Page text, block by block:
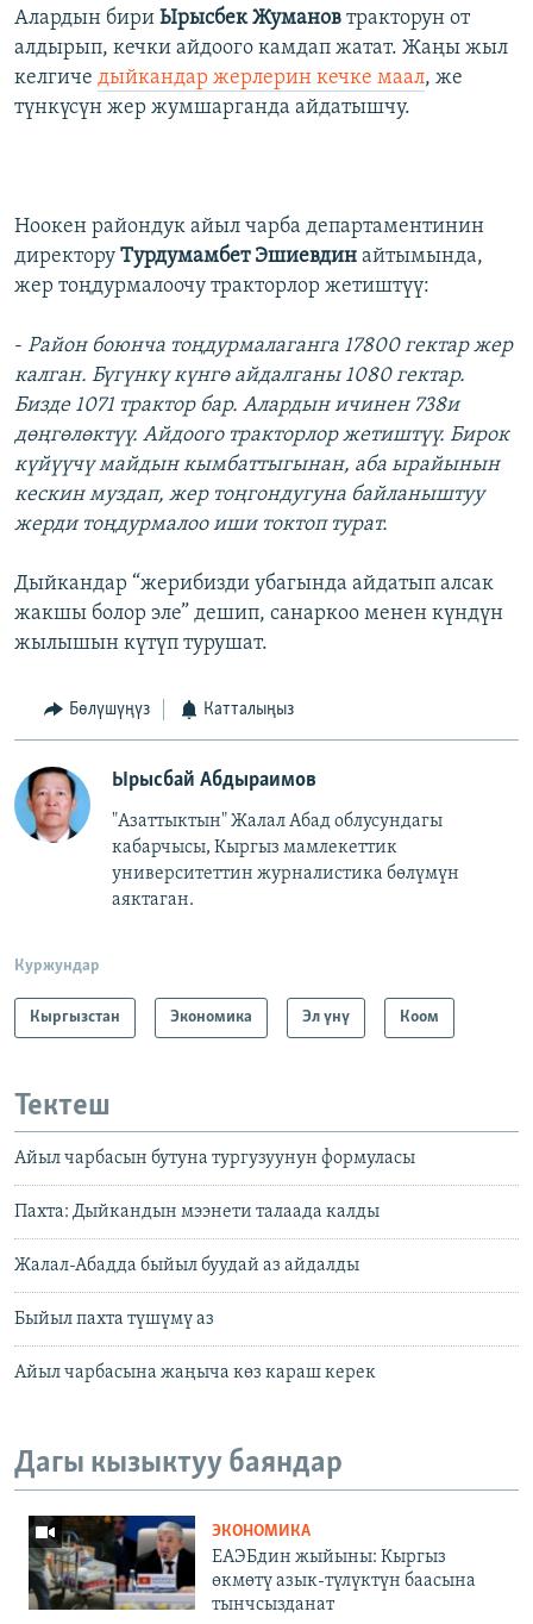
Алардын бири Ырысбек Жуманов тракторун от
алдырып, кечки айдоого камдап жатат. Жаңы жыл
келгиче дыйкандар жерлерин кечке маал, же
түнкүсүн жер жумшарганда айдатышчу.
Ноокен райондук айыл чарба департаментинин
директору Турдумамбет Эшиевдин айтымында,
жер тоңдурмалоочу тракторлор жетиштүү:
- Район боюнча тоңдурмалаганга 17800 гектар жер
калган. Бүгүнкү күнгө айдалганы 1080 гектар.
Бизде 1071 трактор бар. Алардын ичинен 738и
дөңгөлөктүү. Айдоого тракторлор жетиштүү. Бирок
күйүүчү майдын кымбаттыгынан, аба ырайынын
кескин муздап, жер тоңгондугуна байланыштуу
жерди тоңдурмалоо иши токтоп турат.
Дыйкандар “жерибизди убагында айдатып алсак
жакшы болор эле” дешип, санаркоо менен күндүн
жылышын күтүп турушат.
Бөлүшүңүз Катталыңыз
Ырысбай Абдыраимов
"Азаттыктын" Жалал Абад облусундагы
кабарчысы, Кыргыз мамлекеттик
университеттин журналистика бөлүмүн
аяктаган.
Куржундар
Кыргызстан Экономика Эл үнү Коом
Тектеш
Айыл чарбасын бутуна тургузуунун формуласы
Пахта: Дыйкандын мээнети талаада калды
Жалал-Абадда быйыл буудай аз айдалды
Быйыл пахта түшүмү аз
Айыл чарбасына жаңыча көз караш керек
Дагы кызыктуу баяндар
ЭКОНОМИКА
ЕАЭБдин жыйыны: Кыргыз
өкмөтү азык-түлүктүн баасына
тынчсызданат